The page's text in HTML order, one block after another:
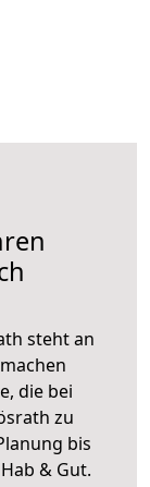
steht an
die bei
zu
bis
& Gut.